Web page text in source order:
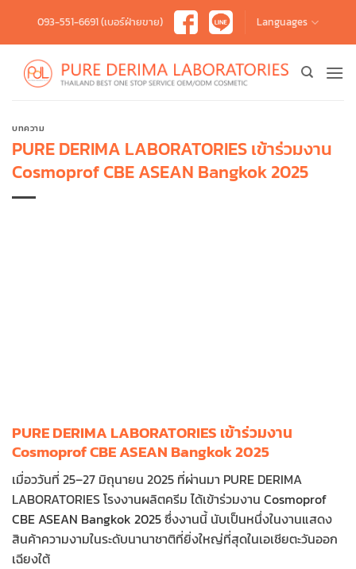
content
093-551-6691 (เบอร์ฝ่ายขาย) Languages
บทความ
PURE DERIMA LABORATORIES เข้าร่วมงาน
Cosmoprof CBE ASEAN Bangkok 2025
PURE DERIMA LABORATORIES เข้าร่วมงาน
Cosmoprof CBE ASEAN Bangkok 2025
เมื่อววันที่ 25–27 มิถุนายน 2025 ที่ผ่านมา PURE DERIMA
LABORATORIES โรงงานผลิตครีม ได้เข้าร่วมงาน Cosmoprof
CBE ASEAN Bangkok 2025ซึ่งงานนี้ นับเป็นหนึ่งในงานแสดง
สินค้าความงามในระดับนานาชาติที่ยิ่งใหญ่ที่สุดในเอเชียตะวันออก
เฉียงใต้